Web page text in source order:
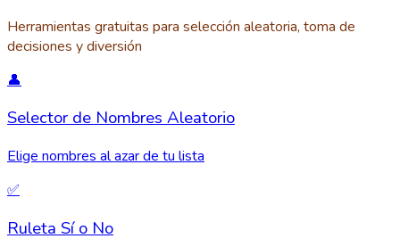
Herramientas gratuitas para selección aleatoria, toma de
decisiones y diversión
👤
Selector de Nombres Aleatorio
Elige nombres al azar de tu lista
✅
Ruleta Sí o No